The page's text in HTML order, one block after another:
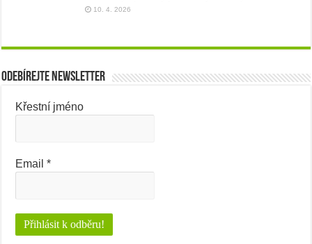
10. 4. 2026
Odebírejte newsletter
Křestní jméno
Email*